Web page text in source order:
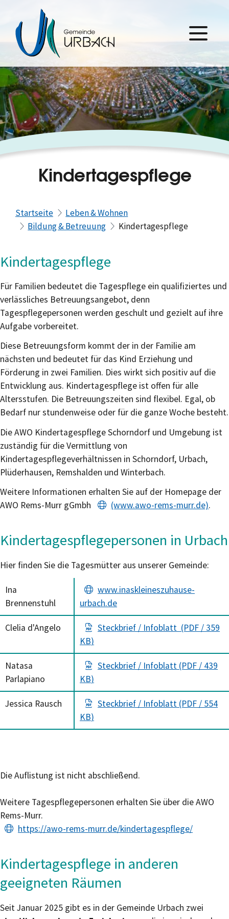
Kindertagespflege
Startseite
Leben & Wohnen
Bildung & Betreuung
Kindertagespflege
Kindertagespflege
Für Familien bedeutet die Tagespflege ein qualifiziertes und
verlässliches Betreuungsangebot, denn
Tagespflegepersonen werden geschult und gezielt auf ihre
Aufgabe vorbereitet.
Diese Betreuungsform kommt der in der Familie am
nächsten und bedeutet für das Kind Erziehung und
Förderung in zwei Familien. Dies wirkt sich positiv auf die
Entwicklung aus. Kindertagespflege ist offen für alle
Altersstufen. Die Betreuungszeiten sind flexibel. Egal, ob
Bedarf nur stundenweise oder für die ganze Woche besteht.
Die AWO Kindertagespflege Schorndorf und Umgebung ist
zuständig für die Vermittlung von
Kindertagespflegeverhältnissen in Schorndorf, Urbach,
Plüderhausen, Remshalden und Winterbach.
Weitere Informationen erhalten Sie auf der Homepage der
AWO Rems-Murr gGmbh
(www.awo-rems-murr.de).
Kindertagespflegepersonen in Urbach
Hier finden Sie die Tagesmütter aus unserer Gemeinde:
Ina
Brennenstuhl
www.inaskleineszuhause-
urbach.de
Clelia d'Angelo Steckbrief / Infoblatt (PDF / 359
KB)
Natasa
Parlapiano
Steckbrief / Infoblatt (PDF / 439
KB)
Jessica Rausch Steckbrief / Infoblatt (PDF / 554
KB)
Die Auflistung ist nicht abschließend.
Weitere Tagespflegepersonen erhalten Sie über die AWO
Rems-Murr.
https://awo-rems-murr.de/kindertagespflege/
Kindertagespflege in anderen
geeigneten Räumen
Seit Januar 2025 gibt es in der Gemeinde Urbach zwei